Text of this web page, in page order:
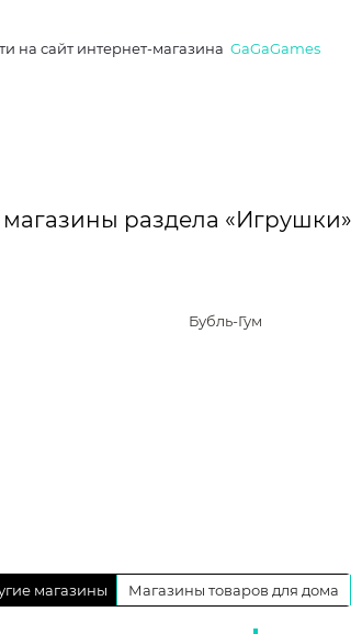
на сайт интернет-магазина GaGaGames
раздела «Игрушки»
Бубль-Гум
магазины Магазины товаров для дома